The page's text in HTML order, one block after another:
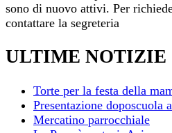
sono di nuovo attivi. Per
contattare la segreteria
ULTIME NOTIZIE
Torte per la festa della
Presentazione doposcuola
Mercatino parrocchiale